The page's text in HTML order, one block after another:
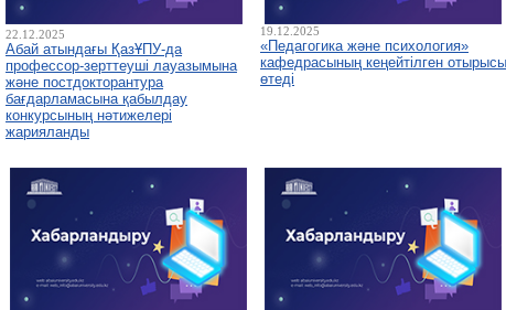
22.12.2025
Абай атындағы ҚазҰПУ-да
профессор-зерттеуші лауазымына
және постдокторантура
бағдарламасына қабылдау
конкурсының нәтижелері
жарияланды
19.12.2025
«Педагогика және психология»
кафедрасының кеңейтілген отырысы
өтеді